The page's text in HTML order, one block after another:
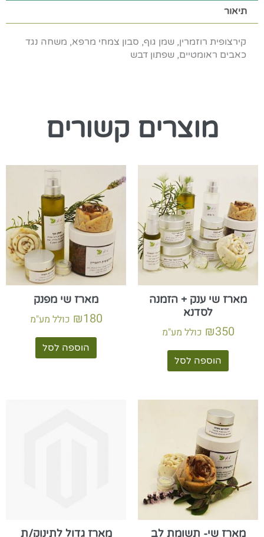
תיאור
קירצופית רוזמרין, שמן גוף, סבון צמחי מרפא, משחה נגד
כאבים ראומטיים, שפתון דבש
מוצרים קשורים
מארז שי ענק + הזמנה
לסדנא
₪350 כולל מע"מ
הוספה לסל
מארז שי מפנק
₪180 כולל מע"מ
הוספה לסל
מארז שי- תשומת לב
מארז גדול לתינוק/ת